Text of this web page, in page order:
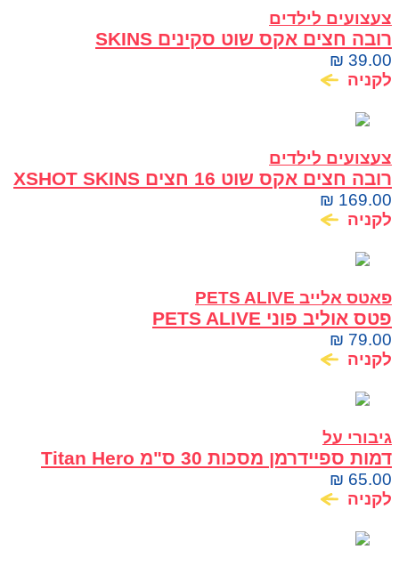
צעצועים לילדים
רובה חצים אקס שוט סקינים SKINS
ILLUSTRATE
₪ 39.00
לקניה
צעצועים לילדים
רובה חצים אקס שוט 16 חצים XSHOT SKINS
BEAST MODE
₪ 169.00
לקניה
פאטס אלייב PETS ALIVE
פטס אוליב פוני PETS ALIVE
₪ 79.00
לקניה
גיבורי על
דמות ספיידרמן מסכות 30 ס"מ Titan Hero
Series
₪ 65.00
לקניה